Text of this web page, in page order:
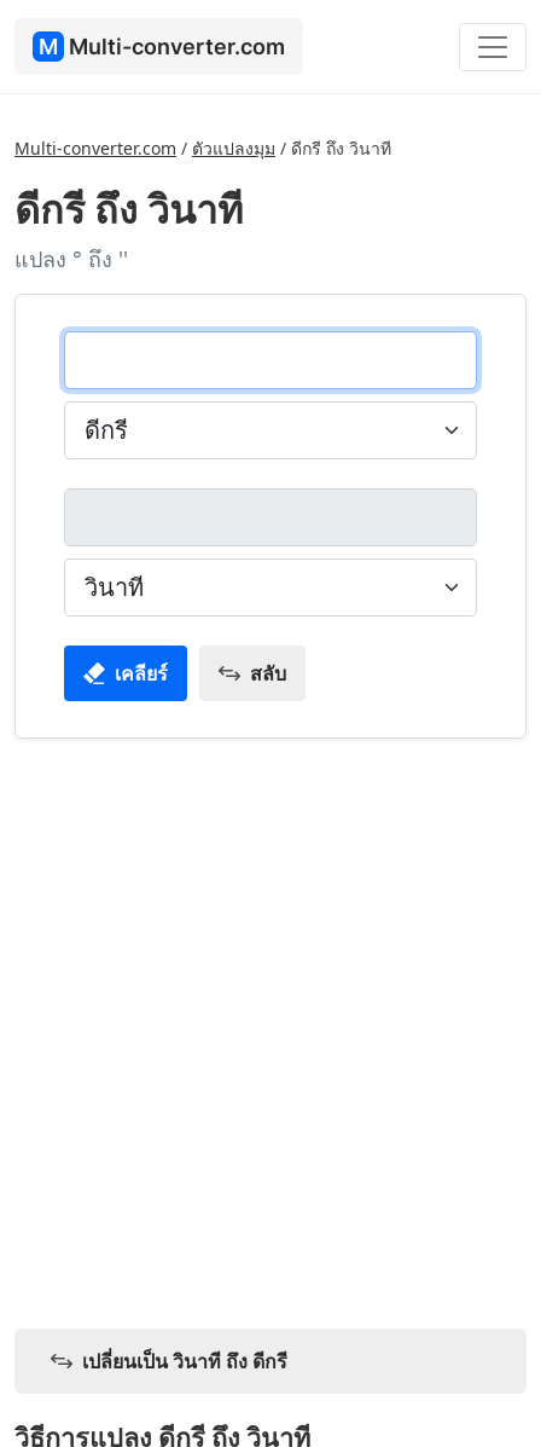
M Multi-converter.com
Multi-converter.com / ตัวแปลงมุม / ดีกรี ถึง วินาที
ดีกรี ถึง วินาที
แปลง ° ถึง ''
เคลียร์ สลับ
เปลี่ยนเป็น วินาที ถึง ดีกรี
วิธีการแปลง ดีกรี ถึง วินาที